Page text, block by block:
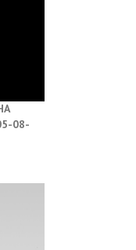
08-